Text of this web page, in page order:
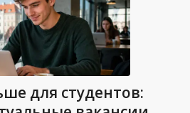
для студентов: